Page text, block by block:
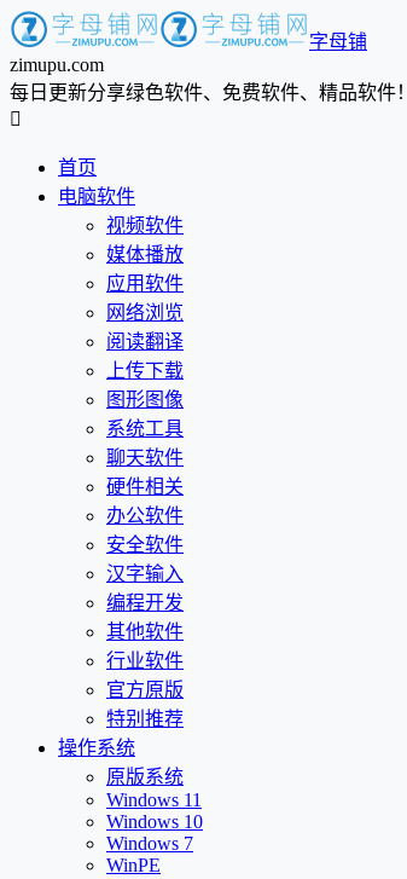
字母铺
zimupu.com
每日更新分享绿色软件、免费软件、精品软件！

首页
电脑软件
视频软件
媒体播放
应用软件
网络浏览
阅读翻译
上传下载
图形图像
系统工具
聊天软件
硬件相关
办公软件
安全软件
汉字输入
编程开发
其他软件
行业软件
官方原版
特别推荐
操作系统
原版系统
Windows 11
Windows 10
Windows 7
WinPE